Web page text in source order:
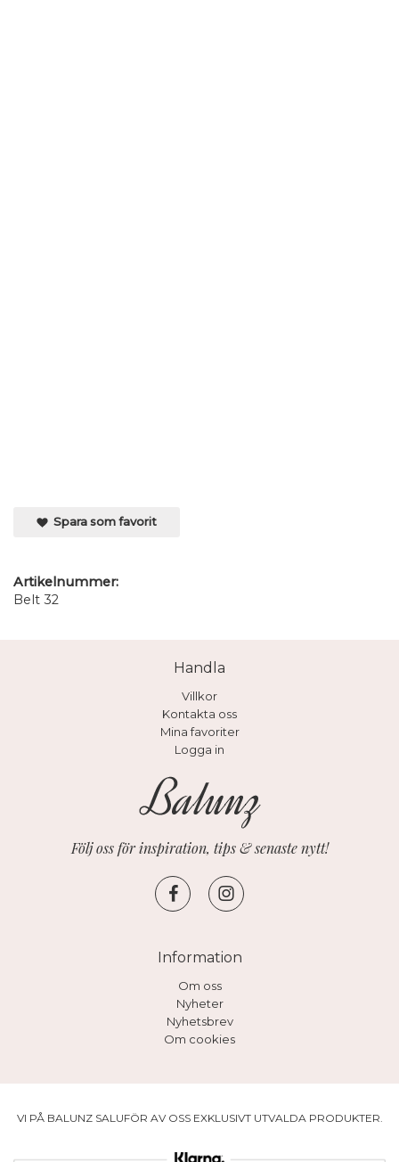
Spara som favorit
Artikelnummer:
Belt 32
Handla
Villkor
Kontakta oss
Mina favoriter
Logga in
Följ oss för inspiration, tips & senaste nytt!
Information
Om oss
Nyheter
Nyhetsbrev
Om cookies
VI PÅ BALUNZ SALUFÖR AV OSS EXKLUSIVT UTVALDA PRODUKTER.